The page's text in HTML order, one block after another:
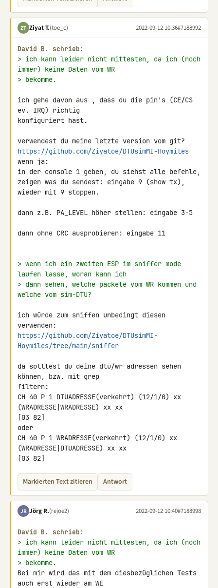
ZT Ziyat T.(toe_c) 2022-09-12 10:36#7188992
David B. schrieb:
> ich kann leider nicht mittesten, da ich (noch
immer) keine Daten vom WR
> bekomme.
ich gehe davon aus , dass du die pin's (CE/CS
ev. IRQ) richtig
konfiguriert hast.
https://github.com/Ziyatoe/DTUsimMI-Hoymiles
wenn ja:
in der console 1 geben, du siehst alle befehle,
zeigen was du sendest: eingabe 9 (show tx),
wieder mit 9 stoppen.
dann z.B. PA_LEVEL höher stellen: eingabe 3-5
dann ohne CRC ausprobieren: eingabe 11
> wenn ich ein zweiten ESP im sniffer mode
laufen lasse, woran kann ich
> dann sehen, welche packete vom WR kommen und
welche vom sim-DTU?
ich würde zum sniffen unbedingt diesen
https://github.com/Ziyatoe/DTUsimMI-
Hoymiles/tree/main/sniffer
da solltest du deine dtu/wr adressen sehen
können, bzw. mit grep
filtern:
CH 40 P 1 DTUADRESSE(verkehrt) (12/1/0) xx
(WRADRESSE|WRADRESSE) xx xx
[03 82]
oder
CH 40 P 1 WRADRESSE(verkehrt) (12/1/0) xx
(WRADRESSE|DTUADRESSE) xx xx
[03 82]
Markierten Text zitieren Antwort
JR Jörg R.(rejoe2) 2022-09-12 10:40#7188998
David B. schrieb:
> ich kann leider nicht mittesten, da ich (noch
immer) keine Daten vom WR
> bekomme.
Bei mir wird das mit dem diesbezüglichen Tests
auch erst wieder am WE